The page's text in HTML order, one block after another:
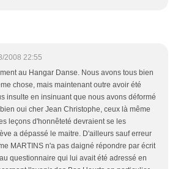
2008 22:55
au Hangar Danse. Nous avons tous bien
chose, mais maintenant outre avoir été
insulte en insinuant que nous avons déformé
oui cher Jean Christophe, ceux là même
leçons d'honnêteté devraient se les
a dépassé le maitre. D'ailleurs sauf erreur
MARTINS n'a pas daigné répondre par écrit
questionnaire qui lui avait été adressé en